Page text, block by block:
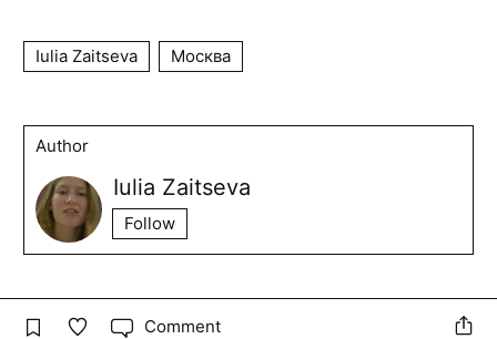
Iulia Zaitseva Москва
Author
Iulia Zaitseva
Follow
Comment